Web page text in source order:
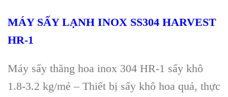
MÁY SẤY LẠNH INOX SS304 HARVEST
HR-1
Máy sấy thăng hoa inox 304 HR-1 sấy khô
1.8-3.2 kg/mẻ – Thiết bị sấy khô hoa quả, thực